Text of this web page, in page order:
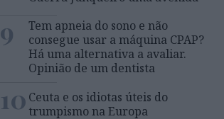
9
Tem apneia do sono e não
consegue usar a máquina CPAP?
Há uma alternativa a avaliar.
Opinião de um dentista
10 Ceuta e os idiotas úteis do
trumpismo na Europa